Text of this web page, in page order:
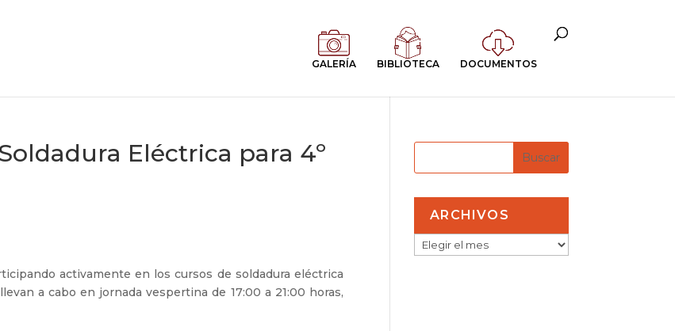
GALERÍA BIBLIOTECA DOCUMENTOS
Eléctrica para 4º
activamente en los cursos de soldadura eléctrica
a cabo en jornada vespertina de 17:00 a 21:00 horas,
ARCHIVOS
ARCHIVOS